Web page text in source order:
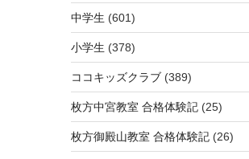
中学生 (601)
小学生 (378)
ココキッズクラブ(389)
枚方中宮教室 合格体験記(25)
枚方御殿山教室 合格体験記(26)